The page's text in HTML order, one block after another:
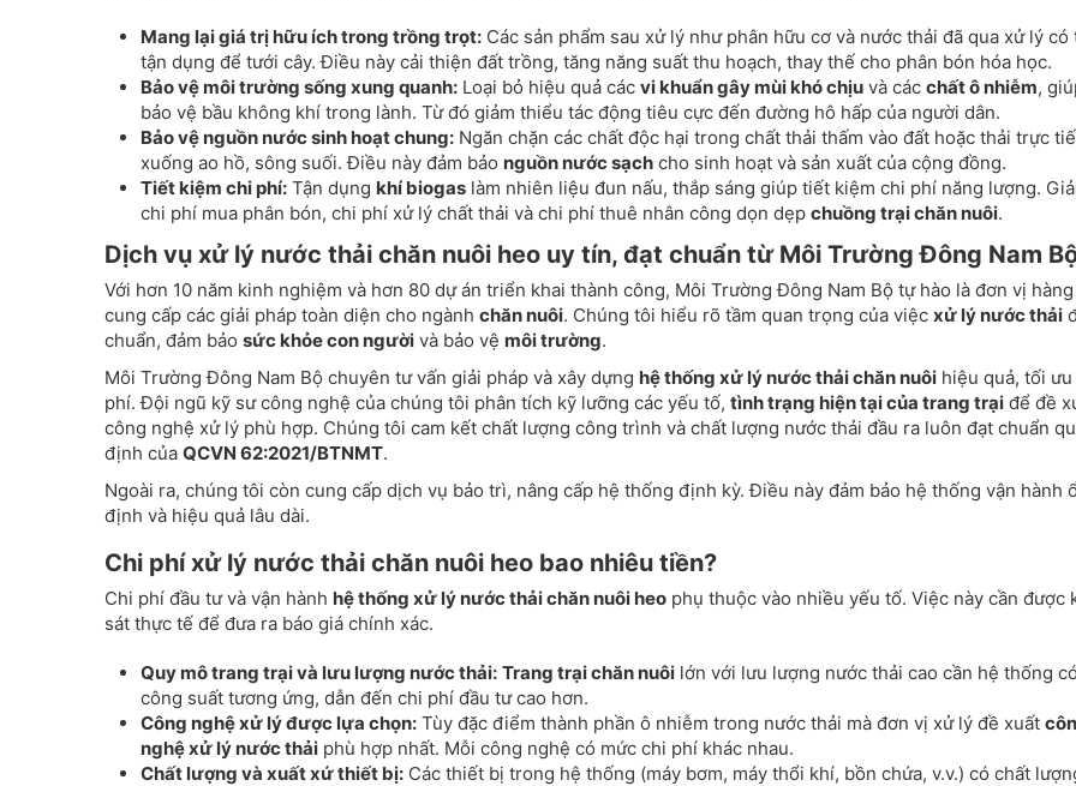
Mang lại giá trị hữu ích trong trồng trọt: Các sản phẩm sau xử lý như phân hữu cơ và nước thải đã qua xử lý có
tận dụng để tưới cây. Điều này cải thiện đất trồng, tăng năng suất thu hoạch, thay thế cho phân bón hóa học.
Bảo vệ môi trường sống xung quanh: Loại bỏ hiệu quả các vi khuẩn gây mùi khó chịu và các chất ô nhiễm,
bảo vệ bầu không khí trong lành. Từ đó giảm thiểu tác động tiêu cực đến đường hô hấp của người dân.
Bảo vệ nguồn nước sinh hoạt chung: Ngăn chặn các chất độc hại trong chất thải thấm vào đất hoặc thải trực
xuống ao hồ, sông suối. Điều này đảm bảo nguồn nước sạch cho sinh hoạt và sản xuất của cộng đồng.
Tiết kiệm chi phí: Tận dụng khí biogas làm nhiên liệu đun nấu, thắp sáng giúp tiết kiệm chi phí năng lượng.
chi phí mua phân bón, chi phí xử lý chất thải và chi phí thuê nhân công dọn dẹp chuồng trại chăn nuôi.
Dịch vụ xử lý nước thải chăn nuôi heo uy tín, đạt chuẩn từ Môi Trường Đông Nam
Với hơn 10 năm kinh nghiệm và hơn 80 dự án triển khai thành công, Môi Trường Đông Nam Bộ tự hào là đơn vị hàng
cung cấp các giải pháp toàn diện cho ngành chăn nuôi. Chúng tôi hiểu rõ tầm quan trọng của việc xử lý nước thải
chuẩn, đảm bảo sức khỏe con người và bảo vệ môi trường.
Môi Trường Đông Nam Bộ chuyên tư vấn giải pháp và xây dựng hệ thống xử lý nước thải chăn nuôi hiệu quả, tối ưu
phí. Đội ngũ kỹ sư công nghệ của chúng tôi phân tích kỹ lưỡng các yếu tố, tình trạng hiện tại của trang trại để đề
công nghệ xử lý phù hợp. Chúng tôi cam kết chất lượng công trình và chất lượng nước thải đầu ra luôn đạt chuẩn
định của QCVN 62:2021/BTNMT.
Ngoài ra, chúng tôi còn cung cấp dịch vụ bảo trì, nâng cấp hệ thống định kỳ. Điều này đảm bảo hệ thống vận hành
định và hiệu quả lâu dài.
Chi phí xử lý nước thải chăn nuôi heo bao nhiêu tiền?
Chi phí đầu tư và vận hành hệ thống xử lý nước thải chăn nuôi heo phụ thuộc vào nhiều yếu tố. Việc này cần được
sát thực tế để đưa ra báo giá chính xác.
Quy mô trang trại và lưu lượng nước thải: Trang trại chăn nuôi lớn với lưu lượng nước thải cao cần hệ thống có
công suất tương ứng, dẫn đến chi phí đầu tư cao hơn.
Công nghệ xử lý được lựa chọn: Tùy đặc điểm thành phần ô nhiễm trong nước thải mà đơn vị xử lý đề xuất
nghệ xử lý nước thải phù hợp nhất. Mỗi công nghệ có mức chi phí khác nhau.
Chất lượng và xuất xứ thiết bị: Các thiết bị trong hệ thống (máy bơm, máy thổi khí, bồn chứa, v.v.) có chất